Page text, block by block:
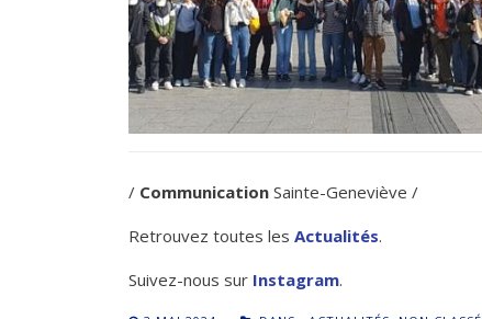
/ Communication Sainte-Geneviève /
Retrouvez toutes les Actualités.
Suivez-nous sur Instagram.